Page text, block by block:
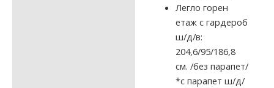
Легло горен
етаж с гардероб
ш/д/в:
204,6/95/186,8
см. /без парапет/
*с парапет ш/д/